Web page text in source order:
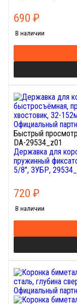
690 ₽
В наличии
Быстрый просмотр
DA-29534_z01
Державка для
пружинный
5/8", ЗУБР,
720 ₽
В наличии